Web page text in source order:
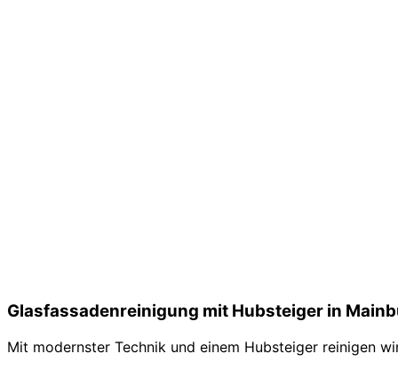
Glasfassadenreinigung mit Hubsteiger in
Mit modernster Technik und einem Hubsteiger reinigen